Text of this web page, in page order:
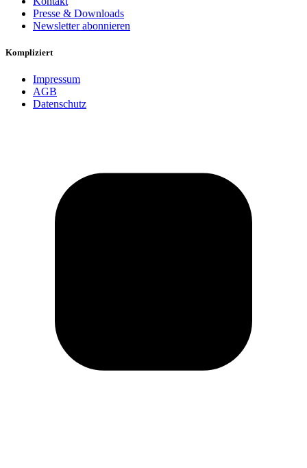
Presse & Downloads
Newsletter abonnieren
Kompliziert
Impressum
AGB
Datenschutz